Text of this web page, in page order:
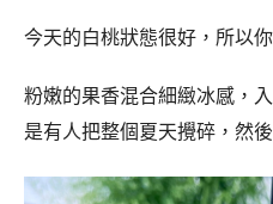
今天的白桃狀態很好，所以
粉嫩的果香混合細緻冰感，
是有人把整個夏天攪碎，然